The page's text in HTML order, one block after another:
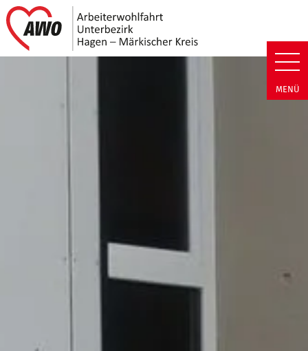
AWO Unterbezirk Hagen -
MENÜ